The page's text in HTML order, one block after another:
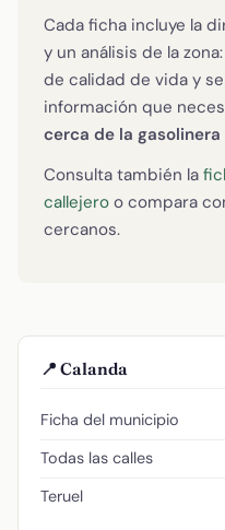
Cada ficha incluye la
y un análisis de la
de calidad de vida y
información que
cerca de la gasolinera
Consulta también la
callejero o compara
cercanos.
📍 Calanda
Ficha del municipio
Todas las calles
Teruel